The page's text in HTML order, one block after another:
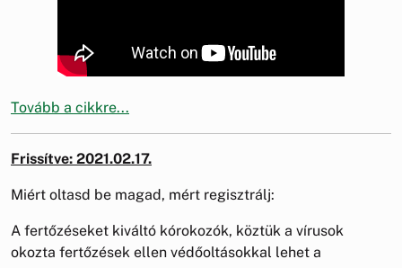
Tovább a cikkre...
Frissítve: 2021.02.17.
Miért oltasd be magad, mért regisztrálj:
A fertőzéseket kiváltó kórokozók, köztük a vírusok
okozta fertőzések ellen védőoltásokkal lehet a